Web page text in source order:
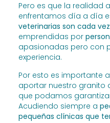
Pero es que la realidad
enfrentamos día a día
veterinarias son cada
emprendidas por
apasionadas pero con
experiencia.
Por esto es importante
aportar nuestro granito
que podamos
Acudiendo siempre a
pequeñas clínicas que